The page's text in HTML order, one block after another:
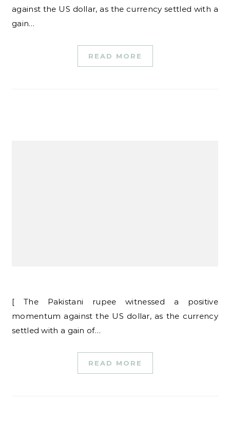
against the US dollar, as the currency settled with a
gain…
READ MORE
[ The Pakistani rupee witnessed a positive
momentum against the US dollar, as the currency
settled with a gain of…
READ MORE